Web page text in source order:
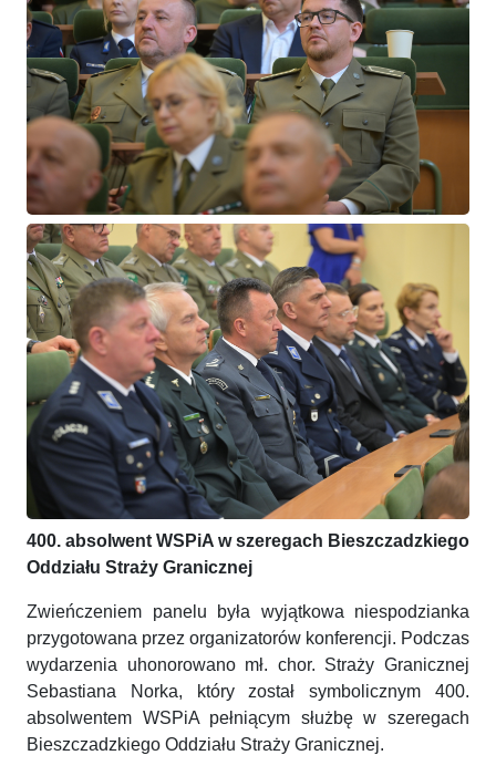
400. absolwent WSPiA w szeregach Bieszczadzkiego
Oddziału Straży Granicznej
Zwieńczeniem panelu była wyjątkowa niespodzianka
przygotowana przez organizatorów konferencji. Podczas
wydarzenia uhonorowano mł. chor. Straży Granicznej
Sebastiana Norka, który został symbolicznym 400.
absolwentem WSPiA pełniącym służbę w szeregach
Bieszczadzkiego Oddziału Straży Granicznej.